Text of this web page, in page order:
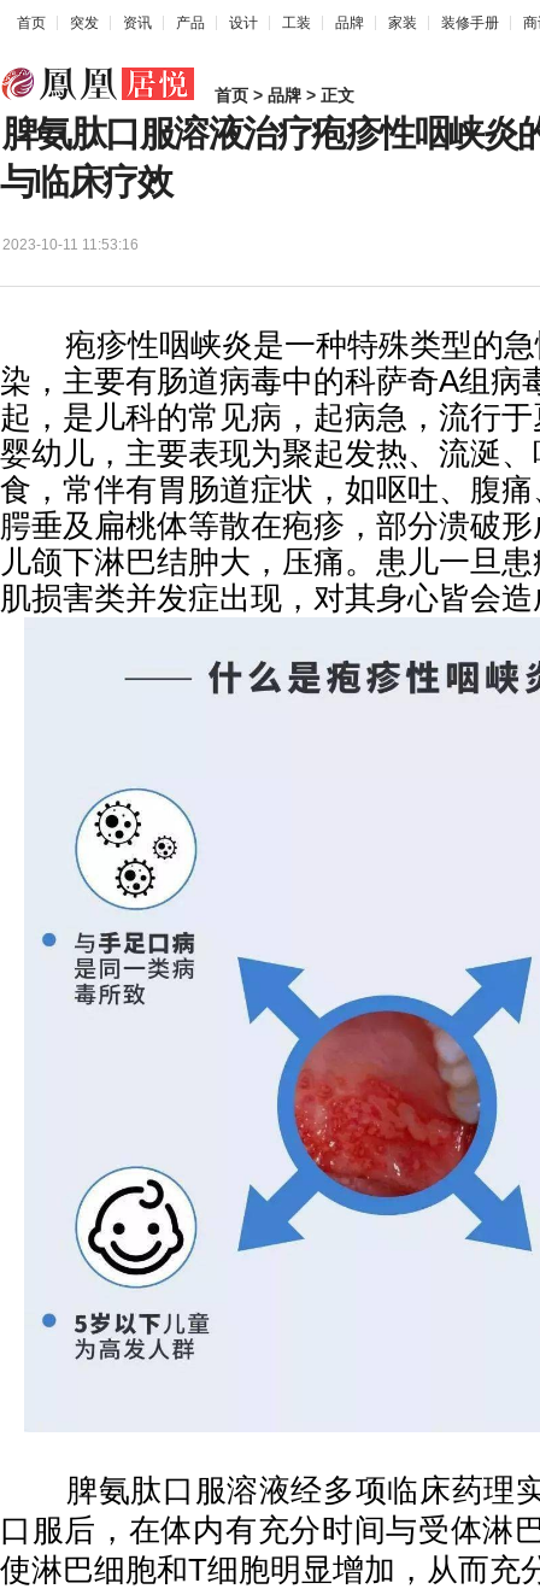
首页 突发 资讯 产品 设计 工装 品牌 家装 装修手册
首页 > 品牌 > 正文
脾氨肽口服溶液治疗疱疹性咽峡炎
与临床疗效
2023-10-11 11:53:16
疱疹性咽峡炎是一种特殊类型的急
染，主要有肠道病毒中的科萨奇A组病
起，是儿科的常见病，起病急，流行
婴幼儿，主要表现为聚起发热、流涎
食，常伴有胃肠道症状，如呕吐、腹
腭垂及扁桃体等散在疱疹，部分溃破
儿颌下淋巴结肿大，压痛。患儿一旦
肌损害类并发症出现，对其身心皆会
脾氨肽口服溶液经多项临床药理
口服后，在体内有充分时间与受体淋
使淋巴细胞和T细胞明显增加，从而充